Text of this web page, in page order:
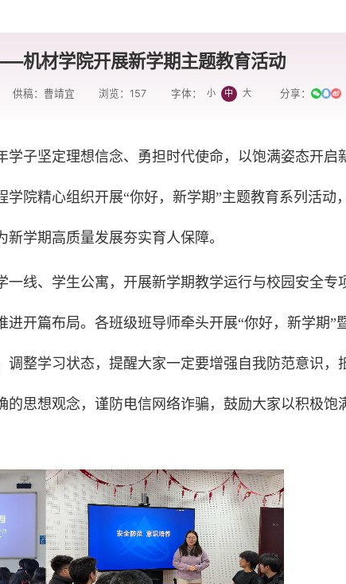
机材学院开展新学期主题教育活动
供稿：曹靖宜 浏览：157 字体： 小 中 大 分享：
学子坚定理想信念、勇担时代使命，以饱满姿态开启
院精心组织开展“你好，新学期”主题教育系列活动
学期高质量发展夯实育人保障。
一线、学生公寓，开展新学期教学运行与校园安全专
开篇布局。各班级班导师牵头开展“你好，新学期”
整学习状态，提醒大家一定要增强自我防范意识，
思想观念，谨防电信网络诈骗，鼓励大家以积极饱